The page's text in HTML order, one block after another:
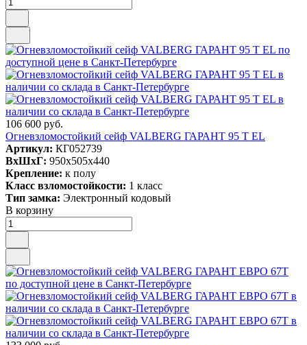
106 600 руб.
Огневзломостойкий сейф VALBERG ГАРАНТ 95 T EL
Артикул: КГ052739
ВxШxГ: 950x505x440
Крепление: к полу
Класс взломостойкости: 1 класс
Тип замка: Электронный кодовый
В корзину